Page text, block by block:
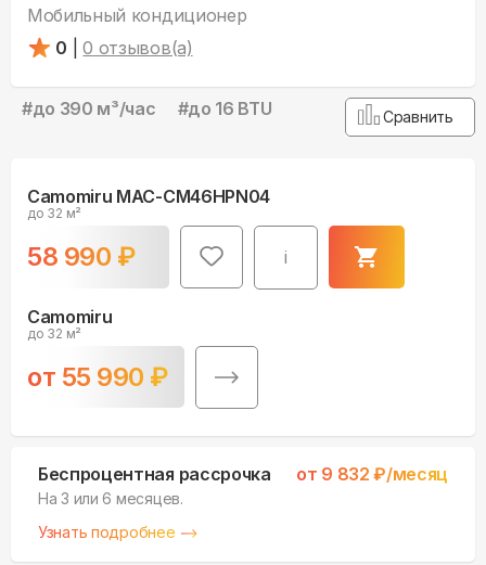
Мобильный кондиционер
0
0 отзывов(а)
#до 390 м³/чаc #до 16 BTU Сравнить
Camomiru MAC-CM46HPN04
до 32 м²
58 990 ₽ i
Camomiru
до 32 м²
от 55 990 ₽
Беспроцентная рассрочка от 9 832 ₽/месяц
На 3 или 6 месяцев.
Узнать подробнее